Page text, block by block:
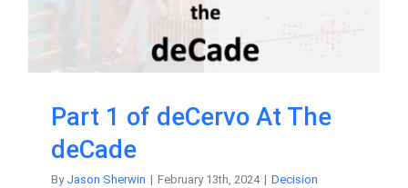
Part 1 of deCervo At The
deCade
By Jason Sherwin | February 13th, 2024 | Decision